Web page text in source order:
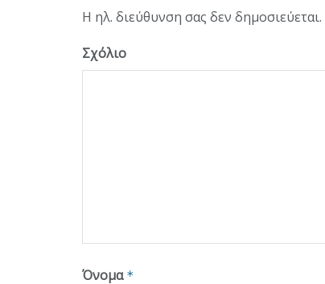
Η ηλ. διεύθυνση σας δεν δημοσιεύεται.
Σχόλιο
Όνομα *